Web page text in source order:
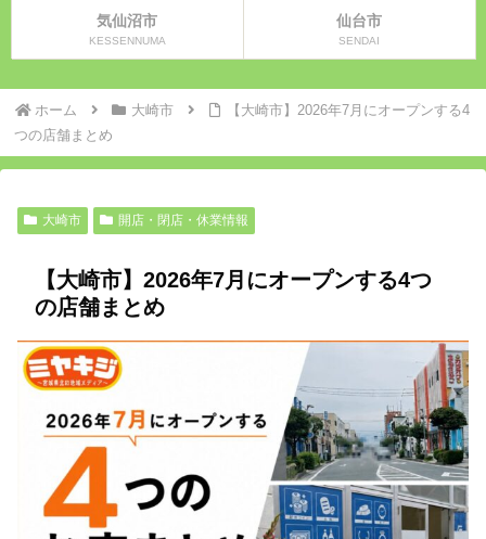
気仙沼市
KESSENNUMA
仙台市
SENDAI
ホーム 大崎市
【大崎市】2026年7月にオープンする4
つの店舗まとめ
大崎市 開店・閉店・休業情報
【大崎市】2026年7月にオープンする4つ
の店舗まとめ